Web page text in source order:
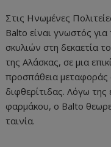
Στις Ηνωμένες
Balto είναι γνωστός
σκυλιών στη δεκαετία
της Αλάσκας, σε μια
προσπάθεια μεταφοράς
διφθερίτιδας. Λόγω
φαρμάκου, ο Balto
ταινία.